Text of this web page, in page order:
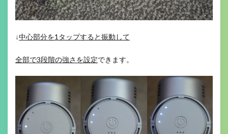
↓中心部分を1タップすると振動して
全部で3段階の強さを設定できます。